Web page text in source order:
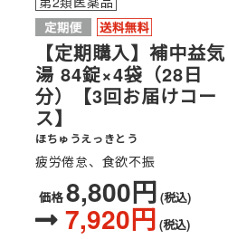
【定期購入】補中益気
湯 84錠×4袋（28日
分）【3回お届けコー
ス】
ほちゅうえっきとう
疲労倦怠、食欲不振
価格 8,800円 (税込)
7,920円 (税込)